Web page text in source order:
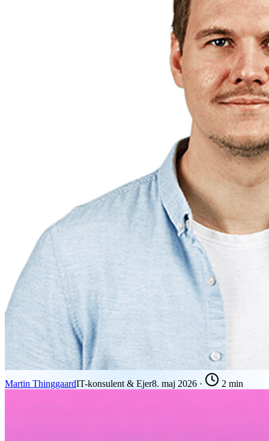
Martin ThinggaardIT-konsulent & Ejer8. maj 2026 · 2 min